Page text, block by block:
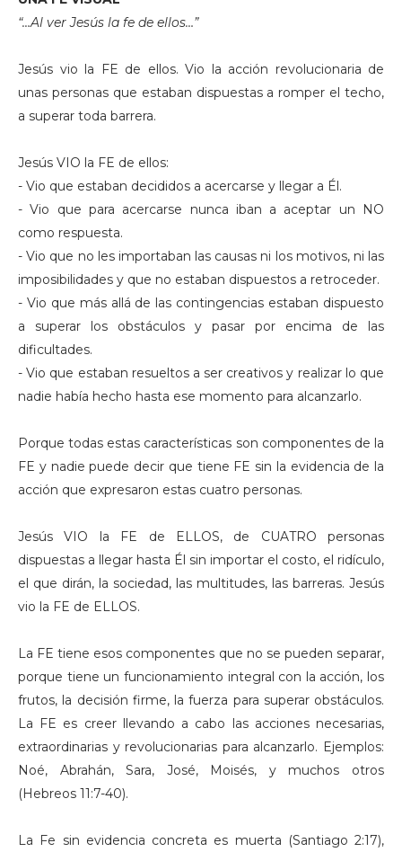
“…Al ver Jesús la fe de ellos…”
Jesús vio la FE de ellos. Vio la acción revolucionaria de
unas personas que estaban dispuestas a romper el techo,
a superar toda barrera.
Jesús VIO la FE de ellos:
- Vio que estaban decididos a acercarse y llegar a Él.
- Vio que para acercarse nunca iban a aceptar un NO
como respuesta.
- Vio que no les importaban las causas ni los motivos, ni las
imposibilidades y que no estaban dispuestos a retroceder.
- Vio que más allá de las contingencias estaban dispuesto
a superar los obstáculos y pasar por encima de las
dificultades.
- Vio que estaban resueltos a ser creativos y realizar lo que
nadie había hecho hasta ese momento para alcanzarlo.
Porque todas estas características son componentes de la
FE y nadie puede decir que tiene FE sin la evidencia de la
acción que expresaron estas cuatro personas.
Jesús VIO la FE de ELLOS, de CUATRO personas
dispuestas a llegar hasta Él sin importar el costo, el ridículo,
el que dirán, la sociedad, las multitudes, las barreras. Jesús
vio la FE de ELLOS.
La FE tiene esos componentes que no se pueden separar,
porque tiene un funcionamiento integral con la acción, los
frutos, la decisión firme, la fuerza para superar obstáculos.
La FE es creer llevando a cabo las acciones necesarias,
extraordinarias y revolucionarias para alcanzarlo. Ejemplos:
Noé, Abrahán, Sara, José, Moisés, y muchos otros
(Hebreos 11:7-40).
La Fe sin evidencia concreta es muerta (Santiago 2:17),